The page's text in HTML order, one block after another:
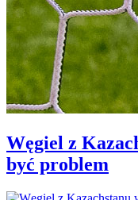
Węgiel z
być problem